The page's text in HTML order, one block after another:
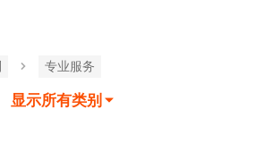
专业服务
显示所有类别